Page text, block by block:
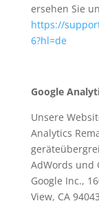
ersehen Sie
https://
6?hl=de
Google
Unsere
Analytics
AdWords und
Google Inc.,
View, CA